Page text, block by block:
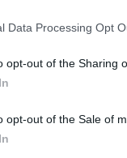
Data Processing Opt
opt-out of the Sharing
opt-out of the Sale of
die
hier helfen zu
Reaktion auf die
Italien
19-Verbreitung
am stärksten